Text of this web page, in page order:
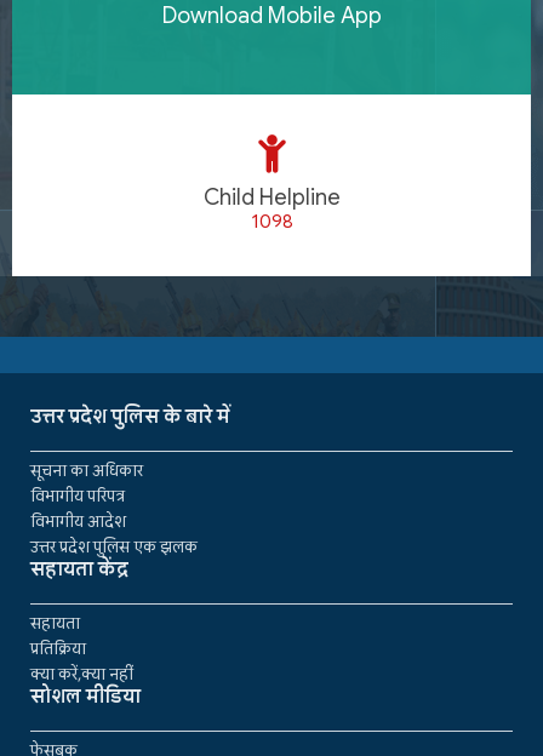
Download Mobile App
Child Helpline
1098
उत्तर प्रदेश पुलिस के बारे में
सूचना का अधिकार
विभागीय परिपत्र
विभागीय आदेश
उत्तर प्रदेश पुलिस एक झलक
सहायता केंद्र
सहायता
प्रतिक्रिया
क्या करें,क्या नहीं
सोशल मीडिया
फेसबुक